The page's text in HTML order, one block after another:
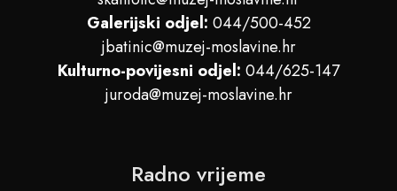
Galerijski odjel: 044/500-452
jbatinic@muzej-moslavine.hr
Kulturno-povijesni odjel: 044/625-147
juroda@muzej-moslavine.hr
Radno vrijeme